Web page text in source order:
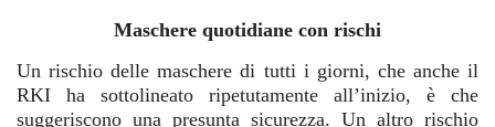
Maschere quotidiane con rischi
Un rischio delle maschere di tutti i giorni, che anche il
RKI ha sottolineato ripetutamente all’inizio, è che
suggeriscono una presunta sicurezza. Un altro rischio